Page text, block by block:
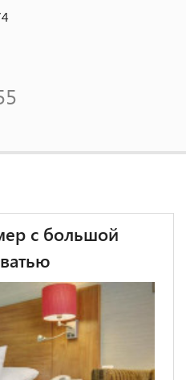
с большой